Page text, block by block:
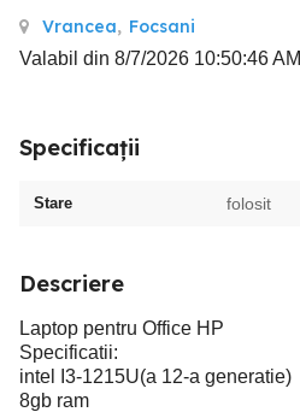
Vrancea, Focsani
Valabil din 8/7/2026 10:50:46 AM
Specificații
Stare folosit
Descriere
Laptop pentru Office HP
Specificatii:
intel I3-1215U(a 12-a generatie)
8gb ram